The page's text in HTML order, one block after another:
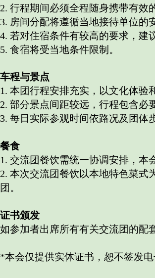
2. 行程期间必须全程随身携带有
3. 房间分​​​​​配将遵循当地接待单位的
4. 若对住宿条件有较高的要求，建
5. 食宿将受当地条件限制。
车程与景点
1. 本团行程安排充实，以文化体验
2. 部分景点间距较远，行程包含必
3. 每日实际参观时间依路况及团体
餐食
1. 交流团餐饮需统一协调安排，本
2. 本次交流团餐饮以本地特色菜
团。
证书颁发
如参加者出席所有有关交流团的配
*本会仅提供实体证书，恕不签发